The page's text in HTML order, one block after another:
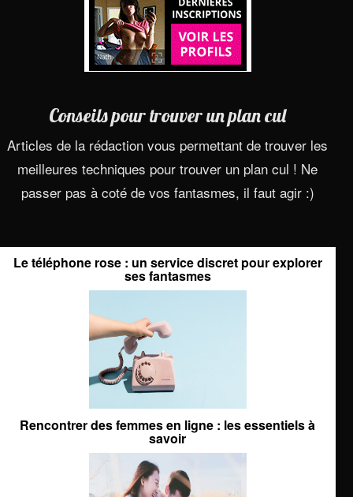
Conseils pour trouver un plan cul
Articles de la rédaction vous permettant de trouver les
meilleures techniques pour trouver un plan cul ! Ne
passer pas à coté de vos fantasmes, il faut agir :)
Le téléphone rose : un service discret pour explorer
ses fantasmes
Rencontrer des femmes en ligne : les essentiels à
savoir